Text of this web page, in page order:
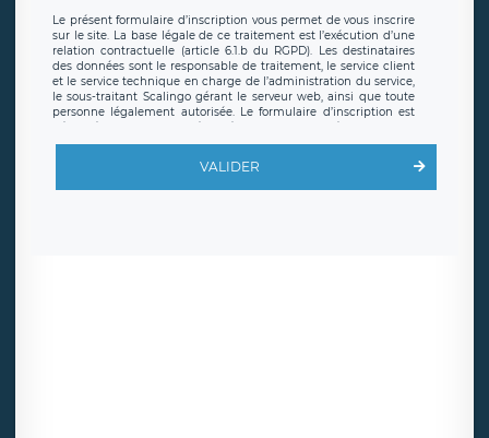
Le présent formulaire d’inscription vous permet de vous inscrire
sur le site. La base légale de ce traitement est l’exécution d’une
relation contractuelle (article 6.1.b du RGPD). Les destinataires
des données sont le responsable de traitement, le service client
et le service technique en charge de l’administration du service,
le sous-traitant Scalingo gérant le serveur web, ainsi que toute
personne légalement autorisée. Le formulaire d’inscription est
offrant desclauses de protection conformes au RGPD. Les
en sollicite la suppression, étant entendu que vous pouvez
demander la suppression de vos données et retirer votre
VALIDER